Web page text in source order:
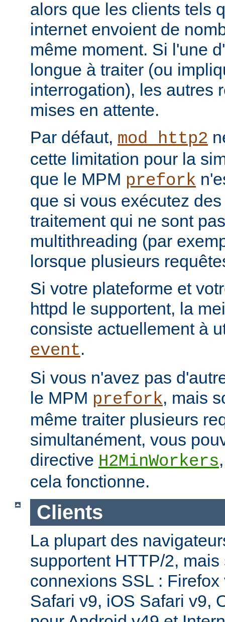
alors que les clients tels
internet envoient de
même moment. Si l'une
longue à traiter (ou
interrogation), les autres
mises en attente.
Par défaut, mod_http2
cette limitation pour la
que le MPM prefork
que si vous exécutez
traitement qui ne sont
multithreading (par
lorsque plusieurs
Si votre plateforme et
httpd le supportent, la
consiste actuellement à
event.
Si vous n'avez pas
le MPM prefork, mais
même traiter plusieurs
simultanément, vous
directive H2MinWorkers
cela fonctionne.
Clients
La plupart des
supportent HTTP/2,
connexions SSL :
Safari v9, iOS Safari v9,